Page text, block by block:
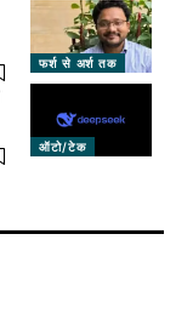
फर्श से अर्श तक
ऑटो/टेक